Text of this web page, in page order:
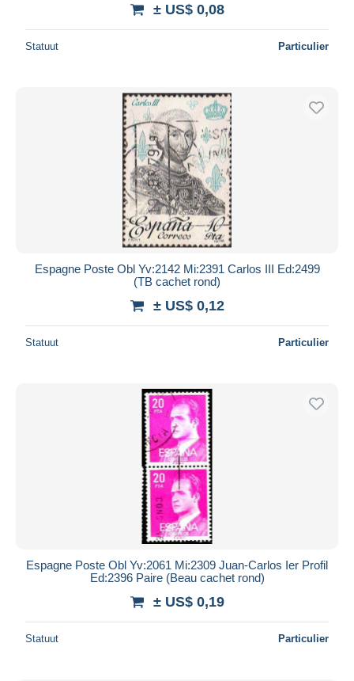
± US$ 0,08
Statuut Particulier
Espagne Poste Obl Yv:2142 Mi:2391 Carlos III Ed:2499
(TB cachet rond)
± US$ 0,12
Statuut Particulier
Espagne Poste Obl Yv:2061 Mi:2309 Juan-Carlos Ier Profil
Ed:2396 Paire (Beau cachet rond)
± US$ 0,19
Statuut Particulier